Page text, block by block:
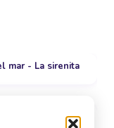
mar - La sirenita